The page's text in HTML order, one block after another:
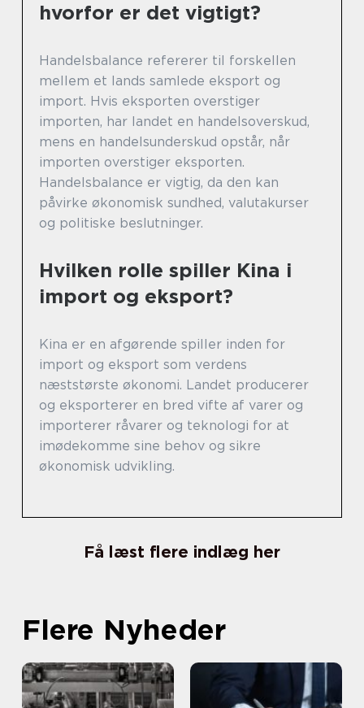
hvorfor er det vigtigt?
Handelsbalance refererer til forskellen
mellem et lands samlede eksport og
import. Hvis eksporten overstiger
importen, har landet en handelsoverskud,
mens en handelsunderskud opstår, når
importen overstiger eksporten.
Handelsbalance er vigtig, da den kan
påvirke økonomisk sundhed, valutakurser
og politiske beslutninger.
Hvilken rolle spiller Kina i
import og eksport?
Kina er en afgørende spiller inden for
import og eksport som verdens
næststørste økonomi. Landet producerer
og eksporterer en bred vifte af varer og
importerer råvarer og teknologi for at
imødekomme sine behov og sikre
økonomisk udvikling.
Få læst flere indlæg her
Flere Nyheder